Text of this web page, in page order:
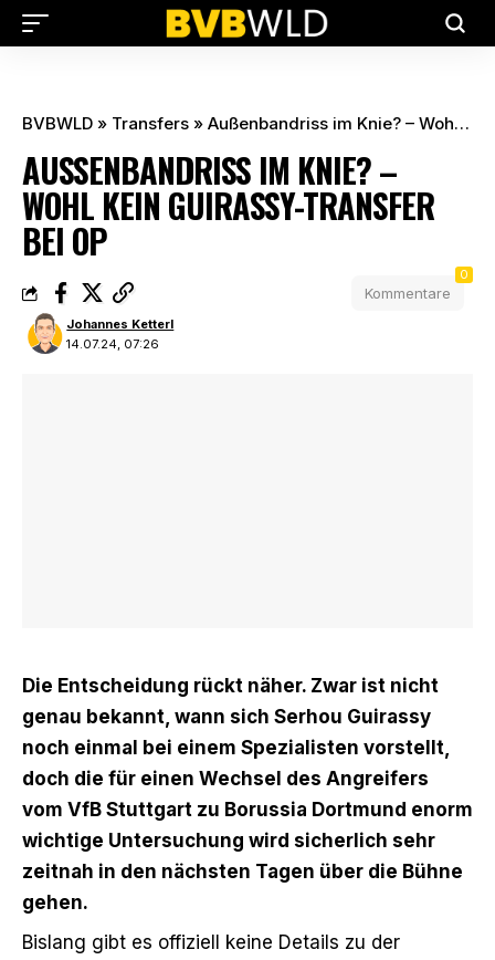
BVBWLD » Transfers » Außenbandriss im Knie? – Wohl kein Guirassy-Transfer bei OP
AUSSENBANDRISS IM KNIE? – W
OHL KEIN GUIRASSY-TRANSFER B
EI OP
14.07.24, 07:26
Johannes Ketterl
Kommentare
0
Die Entscheidung rückt näher. Zwar ist nicht
genau bekannt, wann sich Serhou Guirassy
noch einmal bei einem Spezialisten vorstellt,
doch die für einen Wechsel des Angreifers
vom VfB Stuttgart zu Borussia Dortmund enorm
wichtige Untersuchung wird sicherlich sehr
zeitnah in den nächsten Tagen über die Bühne
gehen.
Bislang gibt es offiziell keine Details zu der